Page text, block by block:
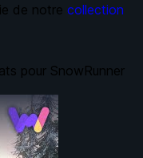
pour SnowRunner
de notre collection